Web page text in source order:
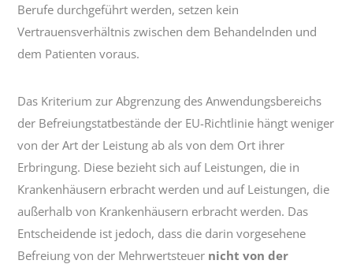
Berufe durchgeführt werden, setzen kein
Vertrauensverhältnis zwischen dem Behandelnden und
dem Patienten voraus.
Das Kriterium zur Abgrenzung des Anwendungsbereichs
der Befreiungstatbestände der EU-Richtlinie hängt weniger
von der Art der Leistung ab als von dem Ort ihrer
Erbringung. Diese bezieht sich auf Leistungen, die in
Krankenhäusern erbracht werden und auf Leistungen, die
außerhalb von Krankenhäusern erbracht werden. Das
Entscheidende ist jedoch, dass die darin vorgesehene
Befreiung von der Mehrwertsteuer nicht von der